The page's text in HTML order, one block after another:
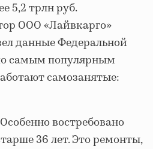
5,2 трлн руб.
ООО «Лайвкарго»
данные Федеральной
самым популярным
самозанятые:
Особенно востребовано
36 лет. Это ремонты,